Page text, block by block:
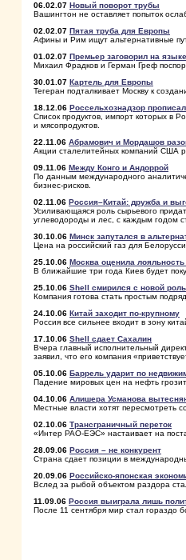
06.02.07 Новый поворот трубы
Вашингтон не оставляет попыток
02.02.07 Пятая труба для Европы
Афины и Рим ищут альтернативные
01.02.07 Премьер заговорил на
Михаил Фрадков и Герман Греф
30.01.07 Картель для Европы
Тегеран подталкивает Москву к
18.12.06 Россельхознадзор
Список продуктов, импорт которых в
и мясопродуктов.
22.11.06 Абрамович и Мордашов
Акции сталелитейных компаний США
09.11.06 Между Конго и Андоррой
По данным международного
бизнес-рисков.
02.11.06 Россия–Китай: дружба и
Усиливающаяся роль сырьевого
углеводороды и лес, с каждым годом
30.10.06 Минск запутался в
Цена на российский газ для
25.10.06 Москва оценила лояльность
В ближайшие три года Киев будет
25.10.06 Shell смирился с новой
Компания готова стать простым
24.10.06 Китай заходит по-крупному
Россия все сильнее входит в зону
17.10.06 Shell сдает Сахалин
Вчера главный исполнительный
заявил, что его компания
05.10.06 Баррель ударит по
Падение мировых цен на нефть
04.10.06 Алишера Усманова
Местные власти хотят пересмотреть
02.10.06 Трансграничный переток
«Интер РАО-ЕЭС» настаивает на
28.09.06 Россия – не конкурент
Страна сдает позиции в
20.09.06 Российско-японская
Вслед за рыбой объектом раздора
11.09.06 Россия выиграла лишь
После 11 сентября мир стал гораздо